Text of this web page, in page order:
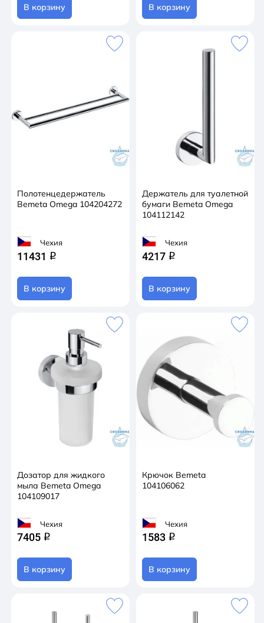
В корзину В корзину
Полотенцедержатель
Bemeta Omega 104204272
Чехия
11431 q
В корзину
Держатель для туалетной
бумаги Bemeta Omega
104112142
Чехия
4217 q
В корзину
Дозатор для жидкого
мыла Bemeta Omega
104109017
Чехия
7405 q
В корзину
Крючок Bemeta
104106062
Чехия
1583 q
В корзину